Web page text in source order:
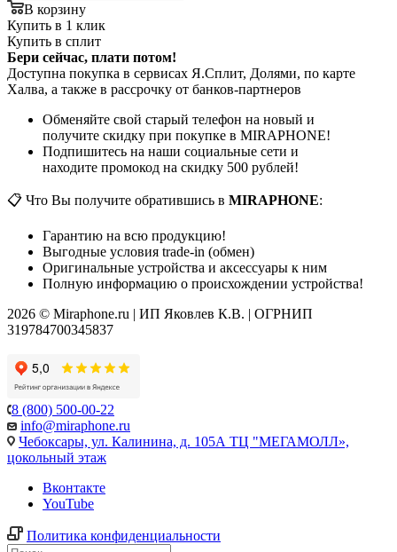
В корзину
Купить в 1 клик
Купить в сплит
Бери сейчас, плати потом!
Доступна покупка в сервисах Я.Сплит, Долями, по карте
Халва, а также в рассрочку от банков-партнеров
Обменяйте свой старый телефон на новый и
получите скидку при покупке в MIRAPHONE!
Подпишитесь на наши социальные сети и
находите промокод на скидку 500 рублей!
📋 Что Вы получите обратившись в MIRAPHONE:
Гарантию на всю продукцию!
Выгодные условия trade-in (обмен)
Оригинальные устройства и аксессуары к ним
Полную информацию о происхождении устройства!
2026 © Miraphone.ru | ИП Яковлев К.В. | ОГРНИП
319784700345837
8 (800) 500-00-22
info@miraphone.ru
Чебоксары, ул. Калинина, д. 105А ТЦ "МЕГАМОЛЛ»,
цокольный этаж
Вконтакте
YouTube
Политика конфиденциальности